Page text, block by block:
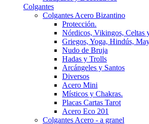
Colgantes
Colgantes Acero Bizantino
Protección.
Nórdicos, Vikingos, Celtas
Griegos, Yoga, Hindús,
Nudo de Bruja
Hadas y Trolls
Arcángeles y Santos
Diversos
Acero Mini
Místicos y Chakras.
Placas Cartas Tarot
Acero Eco 201
Colgantes Acero - a granel